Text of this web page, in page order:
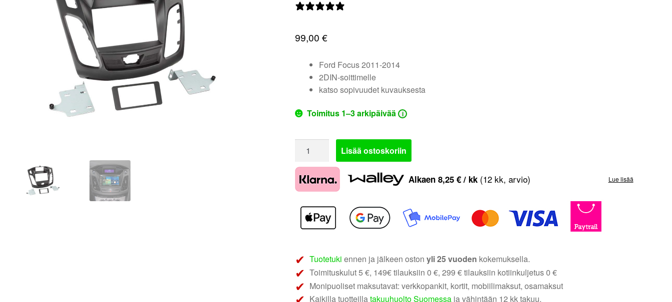
99,00 €
Ford Focus 2011-2014
2DIN-soittimelle
katso sopivuudet kuvauksesta
Toimitus 1–3 arkipäivää i
1
Ford
Focus
soittimen
asennuskehys
Lisää ostoskoriin
Alkaen 8,25 €/ kk(12 kk, arvio) Lue lisää
Tuotetuki ennen ja jälkeen oston yli 25 vuoden kokemuksella.
Toimituskulut 5 €, 149€ tilauksiin 0 €, 299 € tilauksiin kotiinkuljetus 0 €
Monipuoliset maksutavat: verkkopankit, kortit, mobiilimaksut, osamaksut
Kaikilla tuotteillatakuuhuolto Suomessaja vähintään 12 kk takuu.